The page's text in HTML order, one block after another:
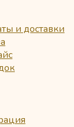
и доставки